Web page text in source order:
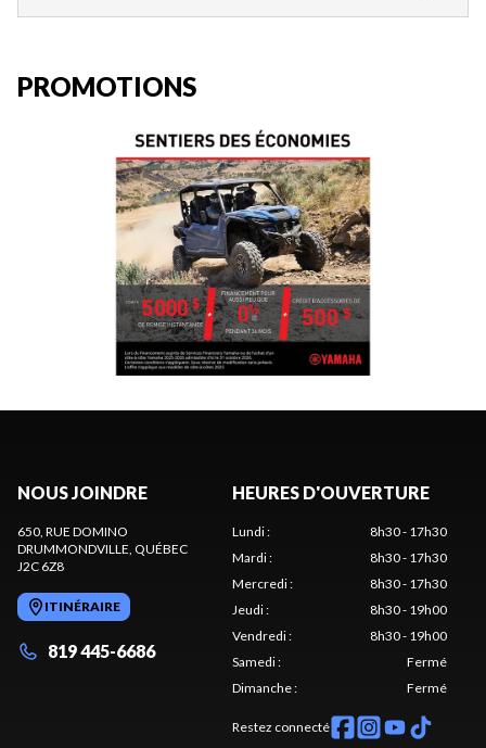
PROMOTIONS
NOUS JOINDRE
650, RUE DOMINO
DRUMMONDVILLE, QUÉBEC
J2C 6Z8
ITINÉRAIRE
819 445-6686
HEURES D'OUVERTURE
Lundi:
8h30 - 17h30
Mardi:
8h30 - 17h30
Mercredi:
8h30 - 17h30
Jeudi:
8h30 - 19h00
Vendredi:
8h30 - 19h00
Samedi:
Fermé
Dimanche: Fermé
Restez connecté